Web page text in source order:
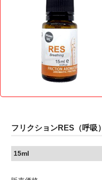
フリクションRES（呼吸）
15ml